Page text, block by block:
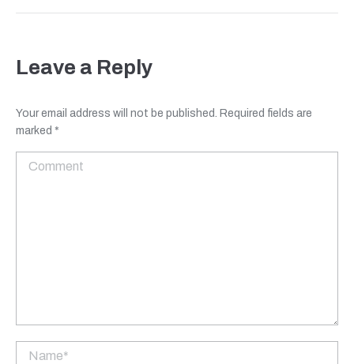
Leave a Reply
Your email address will not be published. Required fields are
marked *
Comment
Name *